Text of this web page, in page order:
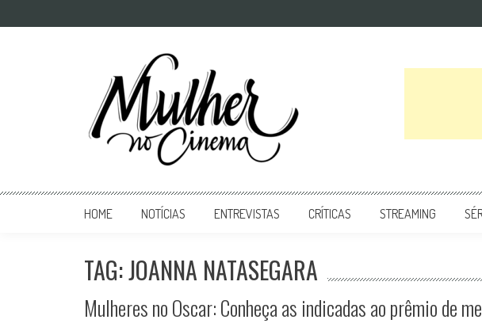
Mulher no Cinema
HOME NOTÍCIAS ENTREVISTAS CRÍTICAS STREAMING
TAG: JOANNA NATASEGARA
Mulheres no Oscar: Conheça as indicadas ao prêmio de